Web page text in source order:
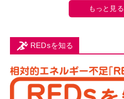
もっと見る
REDsを知る